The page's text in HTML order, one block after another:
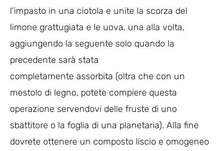
l’impasto in una ciotola e unite la scorza del
limone grattugiata e le uova, una alla volta,
aggiungendo la seguente solo quando la
precedente sarà stata
completamente assorbita (oltra che con un
mestolo di legno, potete compiere questa
operazione servendovi delle fruste di uno
sbattitore o la foglia di una planetaria). Alla fine
dovrete ottenere un composto liscio e omogeneo